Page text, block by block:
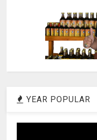
YEAR POPULAR